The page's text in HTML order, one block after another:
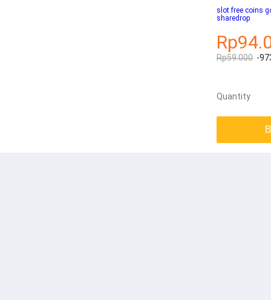
slot free coins
sharedrop
Rp59.000 -
Quantity